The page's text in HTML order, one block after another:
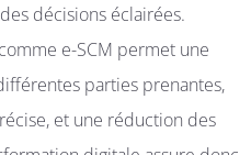
décisions éclairées.
e-SCM permet une
parties prenantes,
et une réduction des